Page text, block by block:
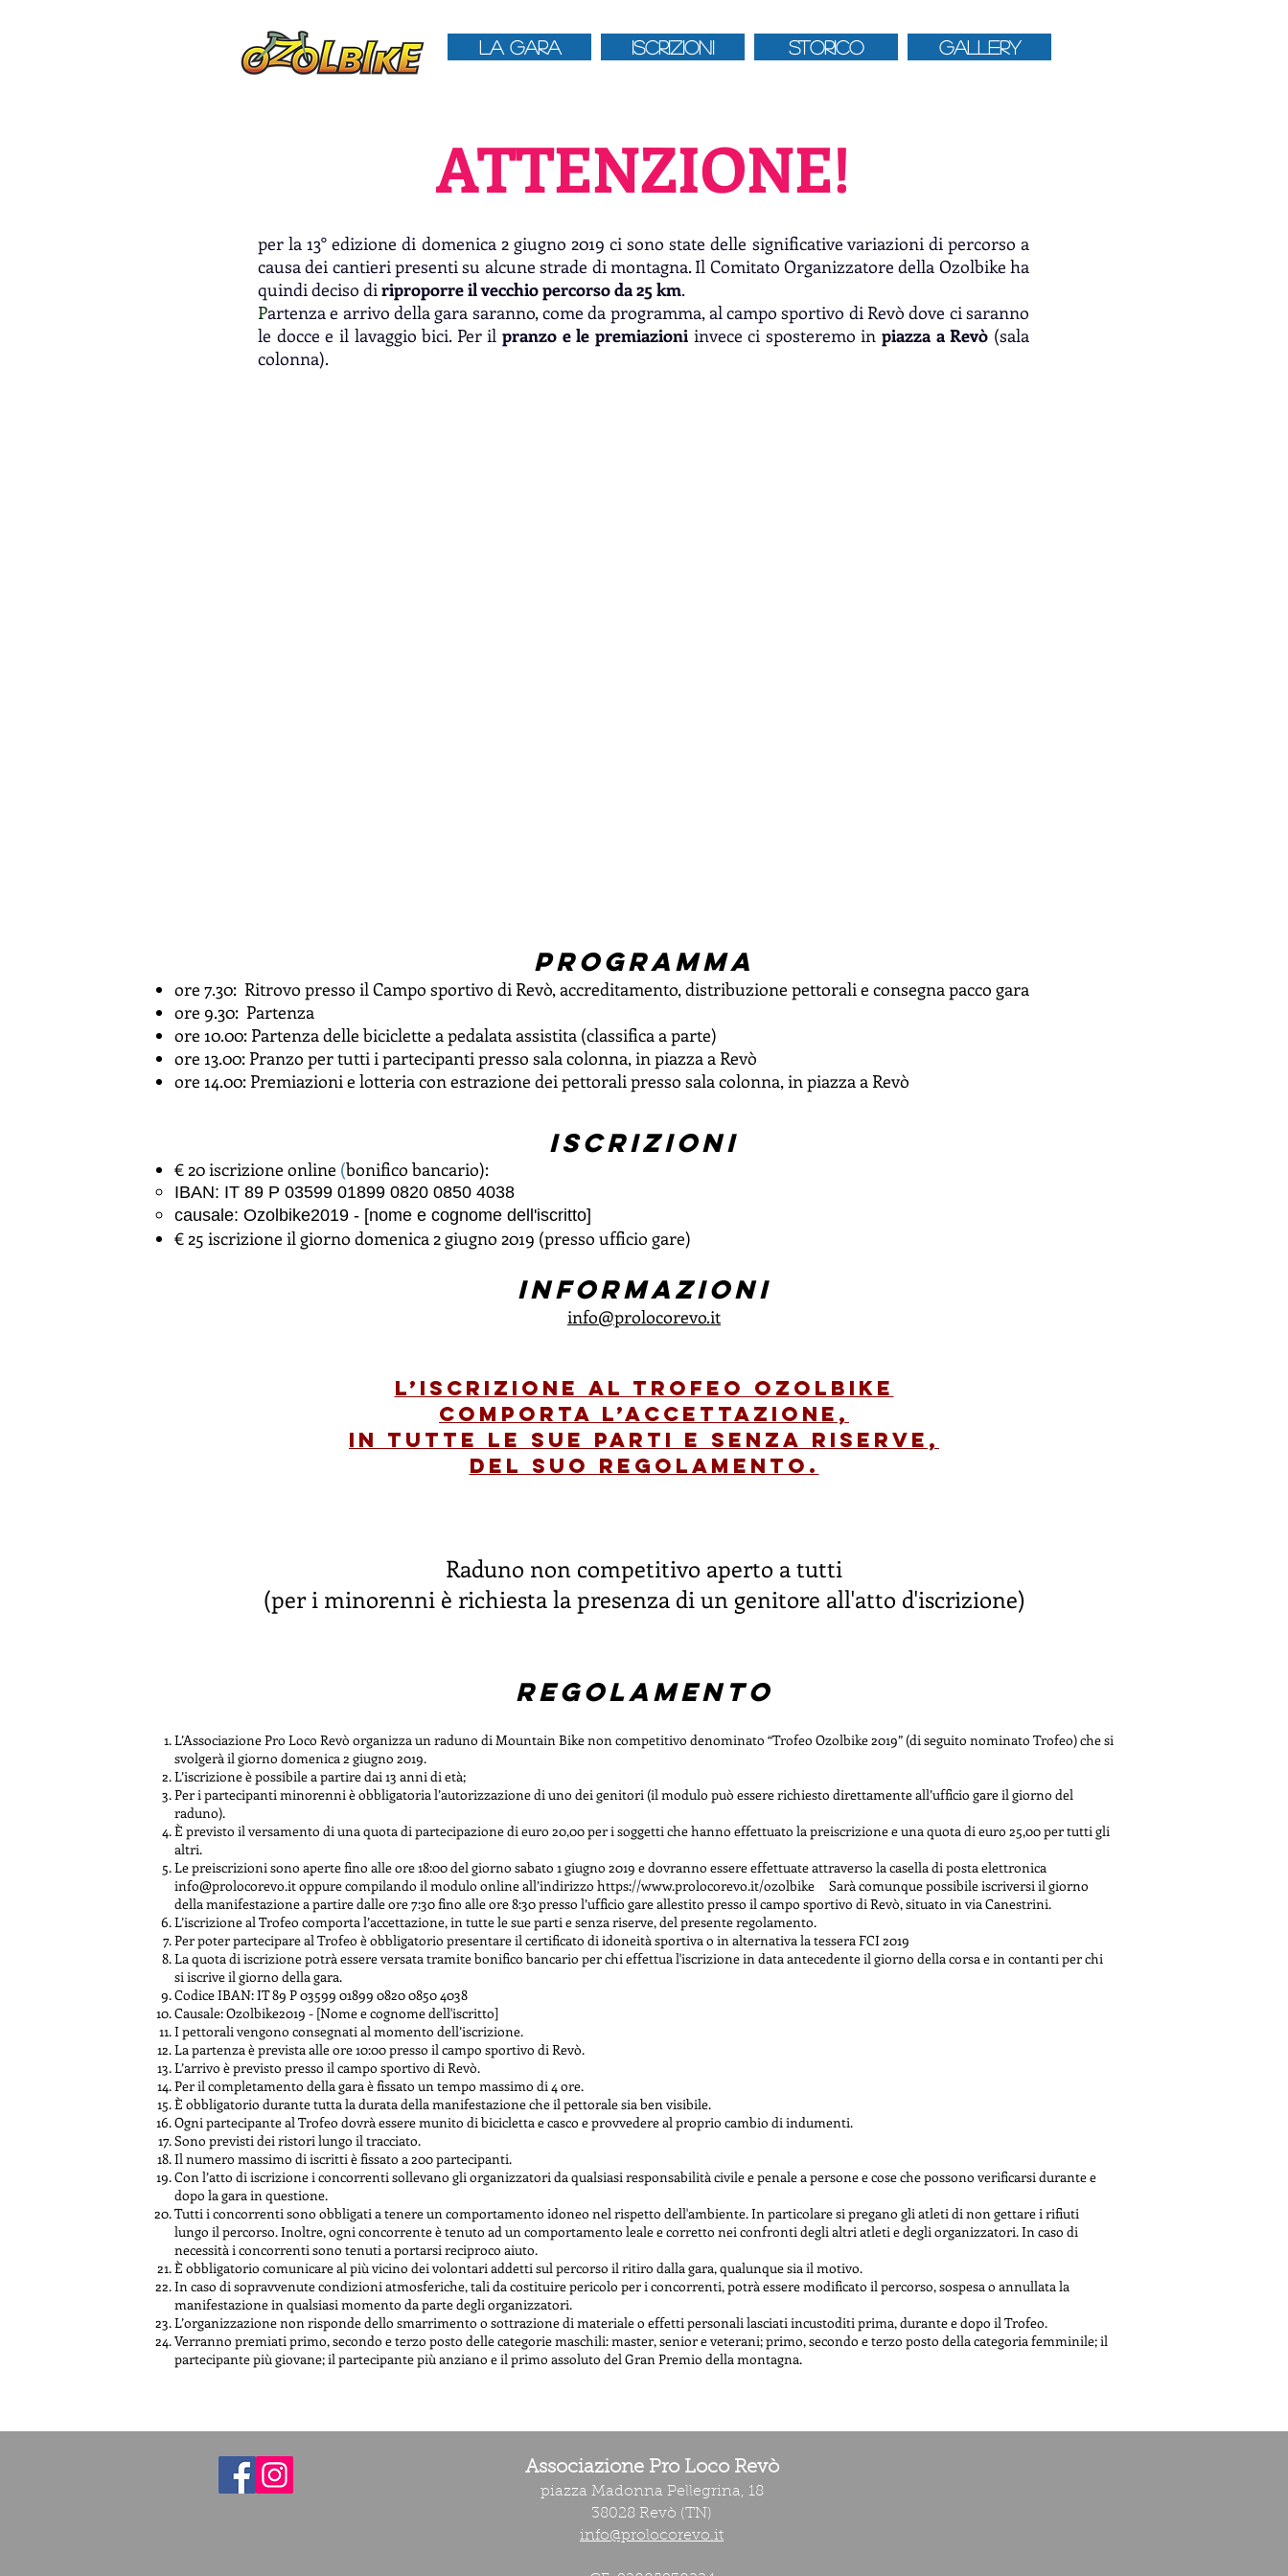
LA GARA ISCRIZIONI STORICO GALLERY
ATTENZIONE!
per la 13° edizione di domenica 2 giugno 2019 ci sono state delle significative variazioni di percorso a
causa dei cantieri presenti su alcune strade di montagna. Il Comitato Organizzatore della Ozolbike ha
quindi deciso diriproporre il vecchio percorso da 25 km.
Partenza e arrivo della gara saranno, come da programma, al campo sportivo di Revò dove ci saranno
le docce e il lavaggio bici. Per ilpranzo e le premiazioniinvece ci sposteremo inpiazza a Revò (sala
colonna).
programma
ore 7.30: Ritrovo presso il Campo sportivo di Revò, accreditamento, distribuzione pettorali e consegna pacco gara
ore 9.30: Partenza
ore 10.00: Partenza delle biciclette a pedalata assistita (classifica a parte)
ore 13.00: Pranzo per tutti i partecipanti presso sala colonna, in piazza a Revò
ore 14.00: Premiazioni e lotteria con estrazione dei pettorali presso sala colonna, in piazza a Revò
iscrizioni
€ 20 iscrizione online (bonifico bancario):
IBAN: IT 89 P 03599 01899 0820 0850 4038
causale: Ozolbike2019 - [nome e cognome dell'iscritto]
€ 25 iscrizione il giorno domenica 2 giugno 2019 (presso ufficio gare)
informazioni
info@prolocorevo.it
L’iscrizione al trofeo Ozolbike
comporta l’accettazione,
in tutte le sue parti e senza riserve,
del suo regolamento.
Raduno non competitivo aperto a tutti
(per i minorenni è richiesta la presenza di un genitore all'atto d'iscrizione)
Regolamento
L’Associazione Pro Loco Revò organizza un raduno di Mountain Bike non competitivo denominato “Trofeo Ozolbike 2019” (di seguito nominato Trofeo) che si
svolgerà il giorno domenica 2 giugno 2019.
L’iscrizione è possibile a partire dai 13 anni di età;
Per i partecipanti minorenni è obbligatoria l’autorizzazione di uno dei genitori (il modulo può essere richiesto direttamente all’ufficio gare il giorno del
raduno).
È previsto il versamento di una quota di partecipazione di euro 20,00 per i soggetti che hanno effettuato la preiscrizione e una quota di euro 25,00 per tutti gli
altri.
Le preiscrizioni sono aperte fino alle ore 18:00 del giorno sabato 1 giugno 2019 e dovranno essere effettuate attraverso la casella di posta elettronica
info@prolocorevo.itoppure compilando il modulo online all’indirizzo https://www.prolocorevo.it/ozolbike Sarà comunque possibile iscriversi il giorno
della manifestazione a partire dalle ore 7:30 fino alle ore 8:30 presso l’ufficio gare allestito presso il campo sportivo di Revò, situato in via Canestrini.
L’iscrizione al Trofeo comporta l’accettazione, in tutte le sue parti e senza riserve, del presente regolamento.
Per poter partecipare al Trofeo è obbligatorio presentare il certificato di idoneità sportiva o in alternativa la tessera FCI 2019
La quota di iscrizione potrà essere versata tramite bonifico bancario per chi effettua l'iscrizione in data antecedente il giorno della corsa e in contanti per chi
si iscrive il giorno della gara.
Codice IBAN: IT 89 P 03599 01899 0820 0850 4038
Causale: Ozolbike2019 - [Nome e cognome dell'iscritto]
I pettorali vengono consegnati al momento dell’iscrizione.
La partenza è prevista alle ore 10:00 presso il campo sportivo di Revò.
L’arrivo è previsto presso il campo sportivo di Revò.
Per il completamento della gara è fissato un tempo massimo di 4 ore.
È obbligatorio durante tutta la durata della manifestazione che il pettorale sia ben visibile.
Ogni partecipante al Trofeo dovrà essere munito di bicicletta e casco e provvedere al proprio cambio di indumenti.
Sono previsti dei ristori lungo il tracciato.
Il numero massimo di iscritti è fissato a 200 partecipanti.
Con l’atto di iscrizione i concorrenti sollevano gli organizzatori da qualsiasi responsabilità civile e penale a persone e cose che possono verificarsi durante e
dopo la gara in questione.
Tutti i concorrenti sono obbligati a tenere un comportamento idoneo nel rispetto dell'ambiente. In particolare si pregano gli atleti di non gettare i rifiuti
lungo il percorso. Inoltre, ogni concorrente è tenuto ad un comportamento leale e corretto nei confronti degli altri atleti e degli organizzatori. In caso di
necessità i concorrenti sono tenuti a portarsi reciproco aiuto.
È obbligatorio comunicare al più vicino dei volontari addetti sul percorso il ritiro dalla gara, qualunque sia il motivo.
In caso di sopravvenute condizioni atmosferiche, tali da costituire pericolo per i concorrenti, potrà essere modificato il percorso, sospesa o annullata la
manifestazione in qualsiasi momento da parte degli organizzatori.
L’organizzazione non risponde dello smarrimento o sottrazione di materiale o effetti personali lasciati incustoditi prima, durante e dopo il Trofeo.
Verranno premiati primo, secondo e terzo posto delle categorie maschili: master, senior e veterani; primo, secondo e terzo posto della categoria femminile; il
partecipante più giovane; il partecipante più anziano e il primo assoluto del Gran Premio della montagna.
Associazione Pro Loco Revò
piazza Madonna Pellegrina, 18
38028 Revò (TN)
info@prolocorevo.it